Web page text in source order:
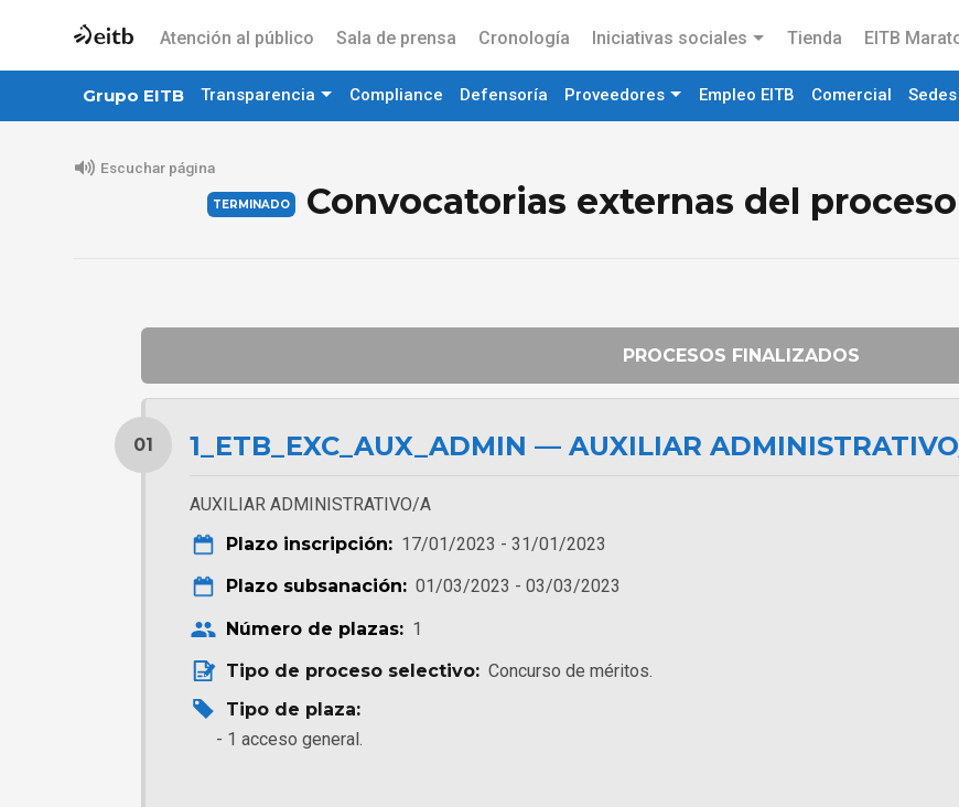
Atención al público Sala de prensa Cronología Iniciativas sociales Tienda EITB
Grupo EITB Transparencia Compliance Defensoría Proveedores Empleo EITB Comercial
Escuchar página
Convocatorias externas del
PROCESOS FINALIZADOS
1_ETB_EXC_AUX_ADMIN — AUXILIAR
01
AUXILIAR ADMINISTRATIVO/A
Plazo inscripción: 17/01/2023 - 31/01/2023
Plazo subsanación: 01/03/2023 - 03/03/2023
Número de plazas: 1
Tipo de proceso selectivo: Concurso de méritos.
Tipo de plaza:
1 acceso general.